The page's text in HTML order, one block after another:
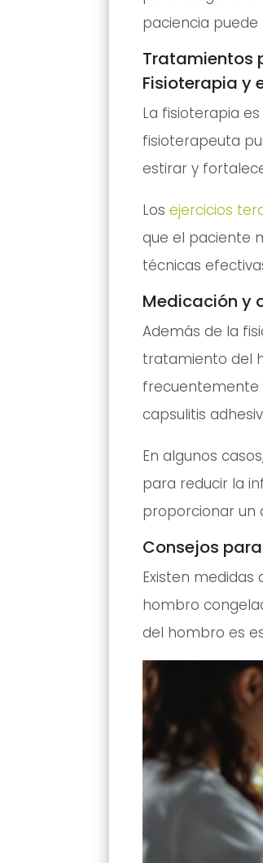
paciencia
Tratamientos
Fisioterapia y
La fisioterapia
fisioterapeuta
estirar y
Los ejercicios
que el paciente
técnicas
Medicación y
Además de la
tratamiento del
frecuentemente
capsulitis
En algunos
para reducir la
proporcionar un
Consejos
Existen
hombro
del hombro es